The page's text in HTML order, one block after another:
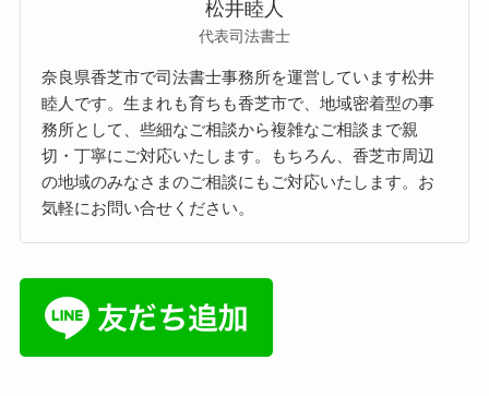
松井睦人
代表司法書士
奈良県香芝市で司法書士事務所を運営しています松井
睦人です。生まれも育ちも香芝市で、地域密着型の事
務所として、些細なご相談から複雑なご相談まで親
切・丁寧にご対応いたします。もちろん、香芝市周辺
の地域のみなさまのご相談にもご対応いたします。お
気軽にお問い合せください。